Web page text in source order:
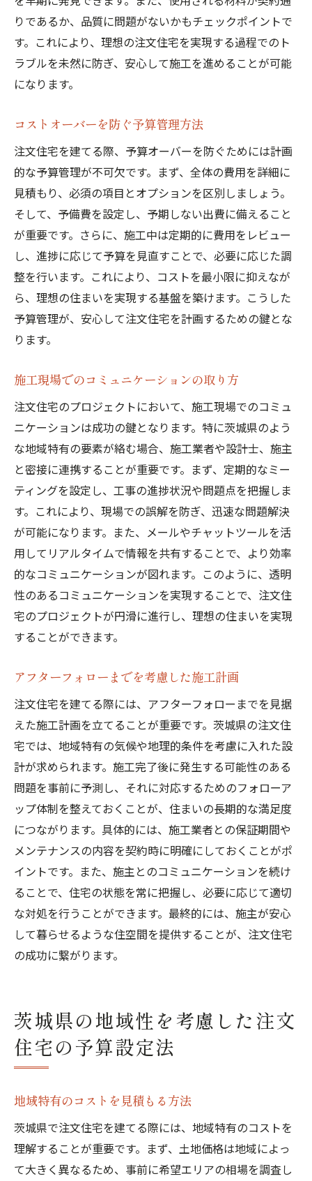
りであるか、品質に問題がないかもチェックポイントで
す。これにより、理想の注文住宅を実現する過程でのト
ラブルを未然に防ぎ、安心して施工を進めることが可能
になります。
コストオーバーを防ぐ予算管理方法
注文住宅を建てる際、予算オーバーを防ぐためには計画
的な予算管理が不可欠です。まず、全体の費用を詳細に
見積もり、必須の項目とオプションを区別しましょう。
そして、予備費を設定し、予期しない出費に備えること
が重要です。さらに、施工中は定期的に費用をレビュー
し、進捗に応じて予算を見直すことで、必要に応じた調
整を行います。これにより、コストを最小限に抑えなが
ら、理想の住まいを実現する基盤を築けます。こうした
予算管理が、安心して注文住宅を計画するための鍵とな
ります。
施工現場でのコミュニケーションの取り方
注文住宅のプロジェクトにおいて、施工現場でのコミュ
ニケーションは成功の鍵となります。特に茨城県のよう
な地域特有の要素が絡む場合、施工業者や設計士、施主
と密接に連携することが重要です。まず、定期的なミー
ティングを設定し、工事の進捗状況や問題点を把握しま
す。これにより、現場での誤解を防ぎ、迅速な問題解決
が可能になります。また、メールやチャットツールを活
用してリアルタイムで情報を共有することで、より効率
的なコミュニケーションが図れます。このように、透明
性のあるコミュニケーションを実現することで、注文住
宅のプロジェクトが円滑に進行し、理想の住まいを実現
することができます。
アフターフォローまでを考慮した施工計画
注文住宅を建てる際には、アフターフォローまでを見据
えた施工計画を立てることが重要です。茨城県の注文住
宅では、地域特有の気候や地理的条件を考慮に入れた設
計が求められます。施工完了後に発生する可能性のある
問題を事前に予測し、それに対応するためのフォローア
ップ体制を整えておくことが、住まいの長期的な満足度
につながります。具体的には、施工業者との保証期間や
メンテナンスの内容を契約時に明確にしておくことがポ
イントです。また、施主とのコミュニケーションを続け
ることで、住宅の状態を常に把握し、必要に応じて適切
な対処を行うことができます。最終的には、施主が安心
して暮らせるような住空間を提供することが、注文住宅
の成功に繋がります。
茨城県の地域性を考慮した注文
住宅の予算設定法
地域特有のコストを見積もる方法
茨城県で注文住宅を建てる際には、地域特有のコストを
理解することが重要です。まず、土地価格は地域によっ
て大きく異なるため、事前に希望エリアの相場を調査し